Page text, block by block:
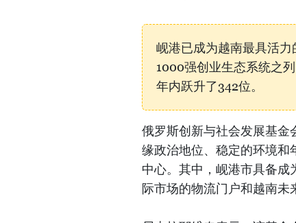
岘港已成为越南最具活
1000强创业生态系统之
年内跃升了342位。
俄罗斯创新与社会发展基金
缘政治地位、稳定的环境和
中心。其中，岘港市具备成
际市场的物流门户和越南未